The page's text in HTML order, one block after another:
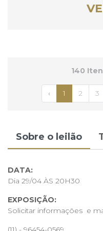
140
‹ 1 2 3
Sobre o leilão
DATA:
Dia 29/04 ÀS 20H30
EXPOSIÇÃO:
Solicitar informações e